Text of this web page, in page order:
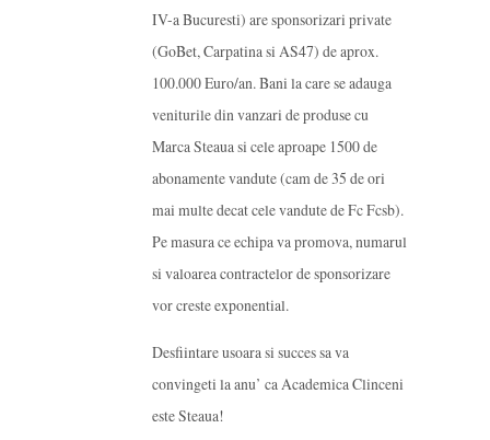
IV-a Bucuresti) are sponsorizari private
(GoBet, Carpatina si AS47) de aprox.
100.000 Euro/an. Bani la care se adauga
veniturile din vanzari de produse cu
Marca Steaua si cele aproape 1500 de
abonamente vandute (cam de 35 de ori
mai multe decat cele vandute de Fc Fcsb).
Pe masura ce echipa va promova, numarul
si valoarea contractelor de sponsorizare
vor creste exponential.
Desfiintare usoara si succes sa va
convingeti la anu’ ca Academica Clinceni
este Steaua!